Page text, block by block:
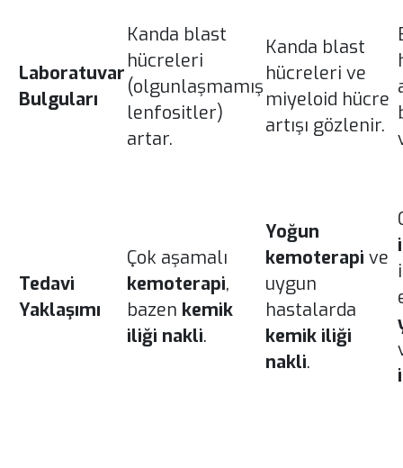
Laboratuvar
Bulguları
Kanda blast
hücreleri
(olgunlaşmamış
lenfositler)
artar.
Kanda blast
hücreleri ve
miyeloid hücre
artışı gözlenir.
Tedavi
Yaklaşımı
Çok aşamalı
kemoterapi,
bazen kemik
iliği nakli.
Yoğun
kemoterapi ve
uygun
hastalarda
kemik iliği
nakli.